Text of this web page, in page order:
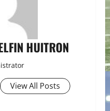
HUITRON
View All Posts